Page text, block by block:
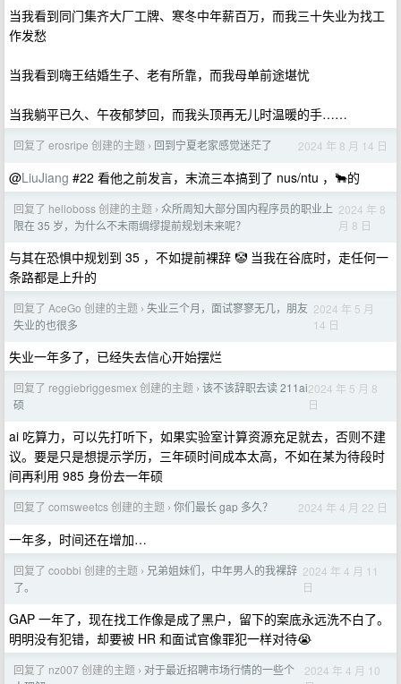
当我看到同门集齐大厂工牌、寒冬中年薪百万，而我三十失业为找工
作发愁
当我看到嗨王结婚生子、老有所靠，而我母单前途堪忧
当我躺平已久、午夜郁梦回，而我头顶再无儿时温暖的手……
回复了 erosripe 创建的主题 › 回到宁夏老家感觉迷茫了 2024 年 8 月 14 日
@LiuJiang #22 看他之前发言，末流三本搞到了 nus/ntu ，🐂的
回复了 helloboss 创建的主题 › 众所周知大部分国内程序员的职业上
限在 35 岁，为什么不未雨绸缪提前规划未来呢？
2024 年 8
月 8 日
与其在恐惧中规划到 35 ，不如提前裸辞 🤡 当我在谷底时，走任何一
条路都是上升的
回复了 AceGo 创建的主题 › 失业三个月，面试寥寥无几，朋友
失业的也很多
2024 年 5 月
14 日
失业一年多了，已经失去信心开始摆烂
回复了 reggiebriggesmex 创建的主题 › 该不该辞职去读 211ai
硕
2024 年 5 月 8
日
ai 吃算力，可以先打听下，如果实验室计算资源充足就去，否则不建
议。要是只是想提示学历，三年硕时间成本太高，不如在某为待段时
间再利用 985 身份去一年硕
回复了 comsweetcs 创建的主题 › 你们最长 gap 多久？ 2024 年 4 月 22 日
一年多，时间还在增加…
回复了 coobbi 创建的主题 › 兄弟姐妹们，中年男人的我裸辞
了。
2024 年 4 月 11
日
GAP 一年了，现在找工作像是成了黑户，留下的案底永远洗不白了。
明明没有犯错，却要被 HR 和面试官像罪犯一样对待😭
回复了 nz007 创建的主题 › 对于最近招聘市场行情的一些个
2024 年 4 月 10